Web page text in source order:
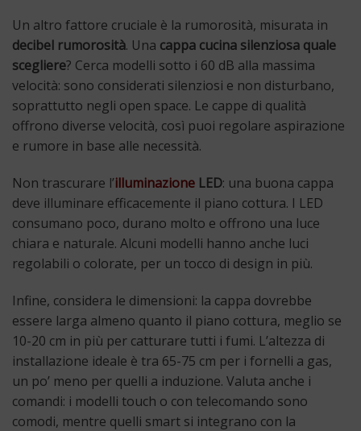
Un altro fattore cruciale è la rumorosità, misurata in
decibel rumorosità. Una cappa cucina silenziosa quale
scegliere? Cerca modelli sotto i 60 dB alla massima
velocità: sono considerati silenziosi e non disturbano,
soprattutto negli open space. Le cappe di qualità
offrono diverse velocità, così puoi regolare aspirazione
e rumore in base alle necessità.
Non trascurare l’illuminazione LED: una buona cappa
deve illuminare efficacemente il piano cottura. I LED
consumano poco, durano molto e offrono una luce
chiara e naturale. Alcuni modelli hanno anche luci
regolabili o colorate, per un tocco di design in più.
Infine, considera le dimensioni: la cappa dovrebbe
essere larga almeno quanto il piano cottura, meglio se
10-20 cm in più per catturare tutti i fumi. L’altezza di
installazione ideale è tra 65-75 cm per i fornelli a gas,
un po’ meno per quelli a induzione. Valuta anche i
comandi: i modelli touch o con telecomando sono
comodi, mentre quelli smart si integrano con la